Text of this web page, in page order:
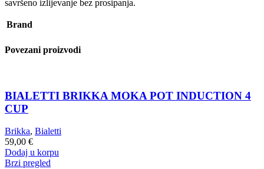
savršeno izlijevanje bez prosipanja.
Brand
Povezani proizvodi
BIALETTI BRIKKA MOKA POT INDUCTION 4
CUP
Brikka, Bialetti
59,00 €
Dodaj u korpu
Brzi pregled